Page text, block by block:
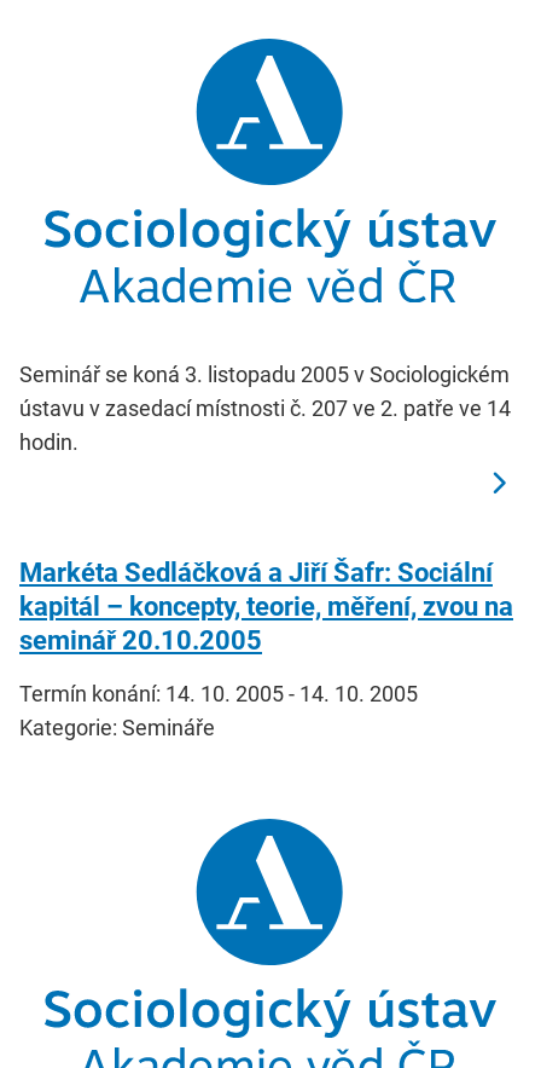
Seminář se koná 3. listopadu 2005 v Sociologickém
ústavu v zasedací místnosti č. 207 ve 2. patře ve 14
hodin.
Markéta Sedláčková a Jiří Šafr: Sociální
kapitál – koncepty, teorie, měření, zvou na
seminář 20.10.2005
Termín konání: 14. 10. 2005 - 14. 10. 2005
Kategorie: Semináře